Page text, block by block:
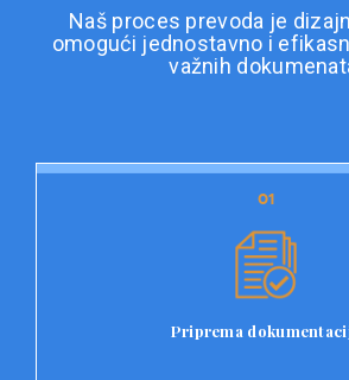
Naš proces prevoda je
omogući jednostavno i
važnih
01
Priprema
01
Prvi korak u našem procesu
dokumentacije. Korisnici jednostavno
dokumenta, kao i specifične